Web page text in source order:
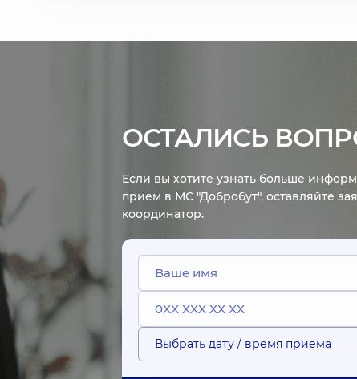
ОСТАЛИСЬ
Если вы хотите узнать больше
прием в МС "Добробут", оставляйте
координатор.
Выбрать дату / время приема